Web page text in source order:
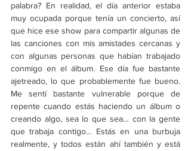
palabra? En realidad, el día anterior estaba
muy ocupada porque tenía un concierto, así
que hice ese show para compartir algunas de
las canciones con mis amistades cercanas y
con algunas personas que habían trabajado
conmigo en el álbum. Ese día fue bastante
ajetreado, lo que probablemente fue bueno.
Me sentí bastante vulnerable porque de
repente cuando estás haciendo un álbum o
creando algo, sea lo que sea… con la gente
que trabaja contigo… Estás en una burbuja
realmente, y todos están ahí también y está